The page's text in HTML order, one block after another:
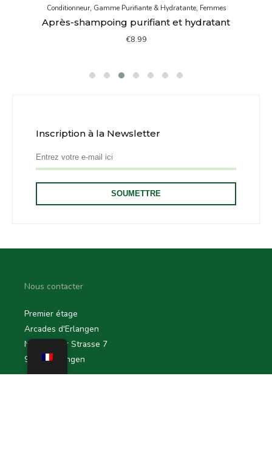
Conditionneur, Gamme Purifiante & Hydratante, Femmes
Après-shampoing purifiant et hydratant
€8.99
Inscription à la Newsletter
Nous contacter
Premier étage
Arcades d'Erlangen
Nürnberger Strasse 7
91052 Erlangen